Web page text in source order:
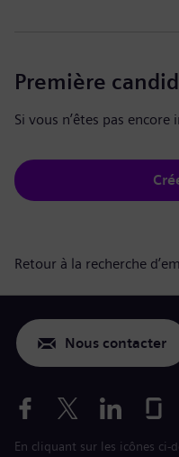
Première
Si vous n’êtes pas
Retour à la recherche
Nous contacter
En cliquant sur les icônes ci-